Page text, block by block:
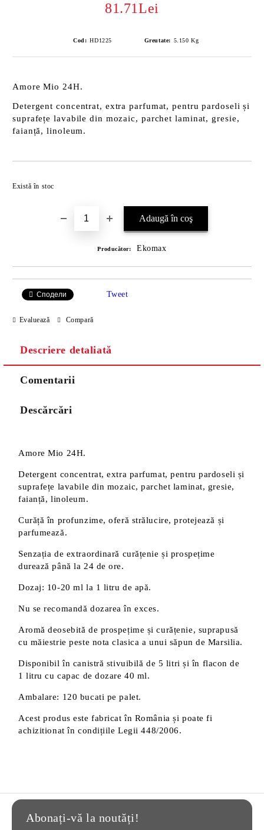
81.71Lei
Cod: HD1225 Greutate: 5.150 Kg
Amore Mio 24H.
Detergent concentrat, extra parfumat, pentru pardoseli și
suprafețe lavabile din mozaic, parchet laminat, gresie,
faianță, linoleum.
Există în stoc
Producător: Ekomax
Сподели Tweet
Evaluează Compară
Descriere detaliată
Comentarii
Descărcări
Amore Mio 24H.
Detergent concentrat, extra parfumat, pentru pardoseli și
suprafețe lavabile din mozaic, parchet laminat, gresie,
faianță, linoleum.
Curăță în profunzime, oferă strălucire, protejează și
parfumează.
Senzația de extraordinară curățenie și prospețime
durează până la 24 de ore.
Dozaj: 10-20 ml la 1 litru de apă.
Nu se recomandă dozarea în exces.
Aromă deosebită de prospețime și curățenie, suprapusă
cu măiestrie peste nota clasica a unui săpun de Marsilia.
Disponibil în canistră stivuibilă de 5 litri și în flacon de
1 litru cu capac de dozare 40 ml.
Ambalare: 120 bucati pe palet.
Acest produs este fabricat în România și poate fi
achizitionat în condițiile Legii 448/2006.
Abonați-vă la noutăți!